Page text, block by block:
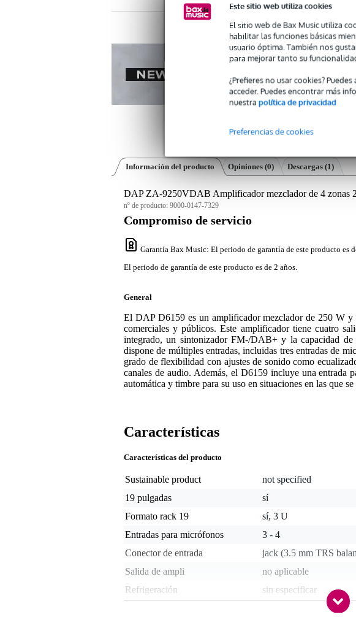
Este sitio web utiliza cookies
El sitio web de Bax Music utiliza
habilitar las funciones básicas
usuario óptima. También nos
para mejorar tanto su
¿Prefieres no usar cookies?
acceder. Puedes encontrar más
nuestra política de privacidad
Preferencias de cookies
Información del producto Opiniones (0) Descargas (1)
DAP ZA-9250VDAB Amplificador mezclador de 4 zonas
nº de producto: 9000-0147-7329
Compromiso de servicio
Garantía Bax Music: El periodo de garantía de este producto es
El periodo de garantía de este producto es de 2 años.
General
El DAP D6159 es un amplificador mezclador de 250 W y
comerciales y públicos. Este amplificador tiene cuatro
integrado, un sintonizador FM-/DAB+ y la capacidad
dispone de múltiples entradas, incluidas tres entradas de
grado de flexibilidad con ajustes de sonido como
canales de audio. Además, el D6159 incluye una entrada
automática y timbre para su uso en situaciones en las que
Características
Características del producto
Sustainable product
not specified
19 pulgadas
sí
Formato rack 19
sí, 3 U
Entradas para micrófonos
3 - 4
Conector de entrada
jack (3.5 mm TRS
Salida de ampli
no aplicable
Refrigeración
sin especificar